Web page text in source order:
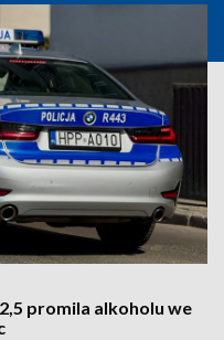
promila alkoholu we